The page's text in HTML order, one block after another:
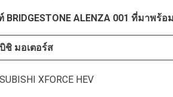
BRIDGESTONE ALENZA 001 ที่มาพร้อ
ชิ มอเตอร์ส
XFORCE HEV